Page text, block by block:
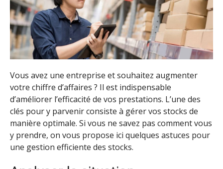
Vous avez une entreprise et souhaitez augmenter
votre chiffre d’affaires ? Il est indispensable
d’améliorer l’efficacité de vos prestations. L’une des
clés pour y parvenir consiste à gérer vos stocks de
manière optimale. Si vous ne savez pas comment vous
y prendre, on vous propose ici quelques astuces pour
une gestion efficiente des stocks.